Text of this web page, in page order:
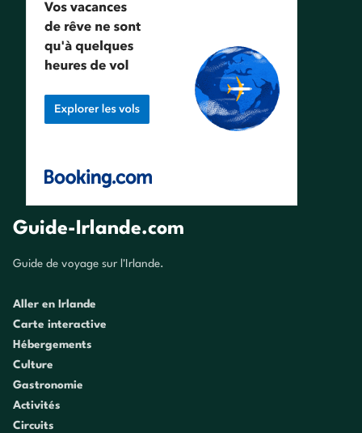
Guide-Irlande.com
Guide de voyage sur l'Irlande.
Aller en Irlande
Carte interactive
Hébergements
Culture
Gastronomie
Activités
Circuits